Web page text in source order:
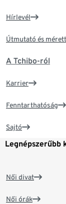
Hírlevél
Útmutató és
A Tchibo-ról
Karrier
Fenntarthatóság
Sajtó
Legnépszerűbb
Női divat
Női órák